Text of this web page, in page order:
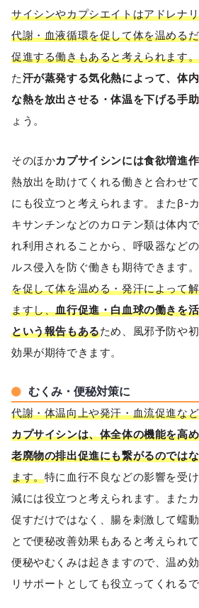
サイシンやカプシエイトはアドレナ
代謝・血液循環を促して体を温める
促進する働きもあると考えられます。
た汗が蒸発する気化熱によって、体
な熱を放出させる・体温を下げる手
ょう。
そのほかカプサイシンには食欲増進
熱放出を助けてくれる働きと合わせ
にも役立つと考えられます。またβ-
キサンチンなどのカロテン類は体内
れ利用されることから、呼吸器など
ルス侵入を防ぐ働きも期待できます。
を促して体を温める・発汗によって
ますし、血行促進・白血球の働きを
という報告もあるため、風邪予防や
効果が期待できます。
むくみ・便秘対策に
代謝・体温向上や発汗・血流促進な
カプサイシンは、体全体の機能を高
老廃物の排出促進にも繋がるのでは
ます。特に血行不良などの影響を受
減には役立つと考えられます。また
促すだけではなく、腸を刺激して蠕
とで便秘改善効果もあると考えられ
便秘やむくみは起きますので、温め
リサポートとしても役立ってくれるで